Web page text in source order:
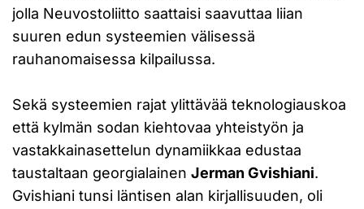
jolla Neuvostoliitto saattaisi saavuttaa liian
suuren edun systeemien välisessä
rauhanomaisessa kilpailussa.
Sekä systeemien rajat ylittävää teknologiauskoa
että kylmän sodan kiehtovaa yhteistyön ja
vastakkainasettelun dynamiikkaa edustaa
taustaltaan georgialainen Jerman Gvishiani.
Gvishiani tunsi läntisen alan kirjallisuuden, oli